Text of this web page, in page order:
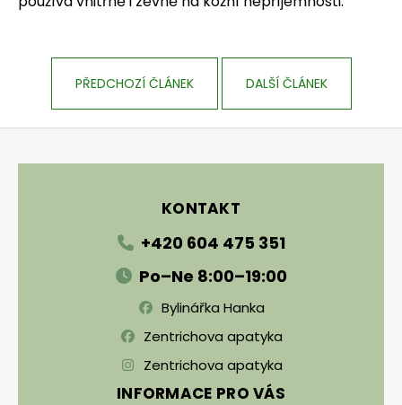
PŘEDCHOZÍ ČLÁNEK DALŠÍ ČLÁNEK
KONTAKT
+420 604 475 351
Po–Ne 8:00–19:00
Bylinářka Hanka
Zentrichova apatyka
Zentrichova apatyka
INFORMACE PRO VÁS